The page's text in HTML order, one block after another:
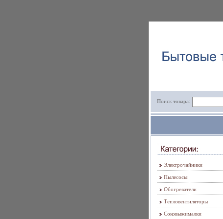
Поиск товара:
Электрочайники
Пылесосы
Обогреватели
Тепловентиляторы
Соковыжималки